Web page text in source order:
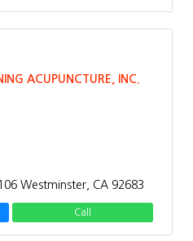
ACUPUNCTURE, INC.
Westminster, CA 92683
Call